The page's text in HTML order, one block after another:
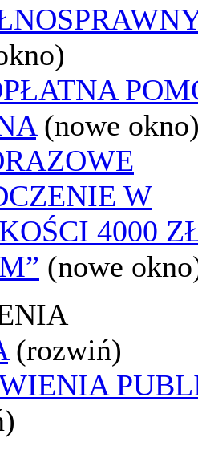
(nowe
W
4000
(nowe
(rozwiń)